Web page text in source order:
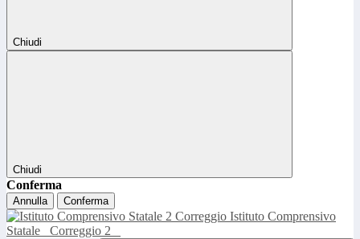
Chiudi
Chiudi
Conferma
Annulla Conferma
Istituto Comprensivo
Statale
Correggio 2